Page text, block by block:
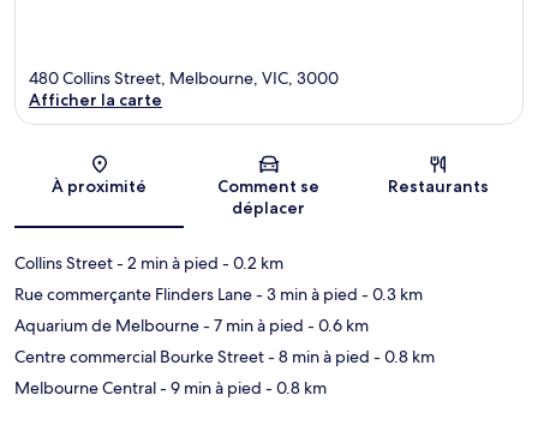
Carte
480 Collins Street, Melbourne, VIC, 3000
Afficher la carte
À proximité
Comment se
déplacer
Restaurants
Collins Street- 2 min à pied - 0.2 km
Rue commerçante Flinders Lane- 3 min à pied - 0.3 km
Aquarium de Melbourne- 7 min à pied - 0.6 km
Centre commercial Bourke Street- 8 min à pied - 0.8 km
Melbourne Central- 9 min à pied - 0.8 km